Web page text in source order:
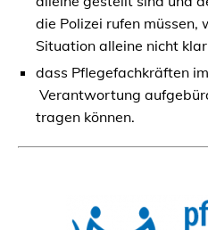
die Polizei rufen müssen,
Situation alleine nicht
dass Pflegefachkräften
Verantwortung
tragen können.